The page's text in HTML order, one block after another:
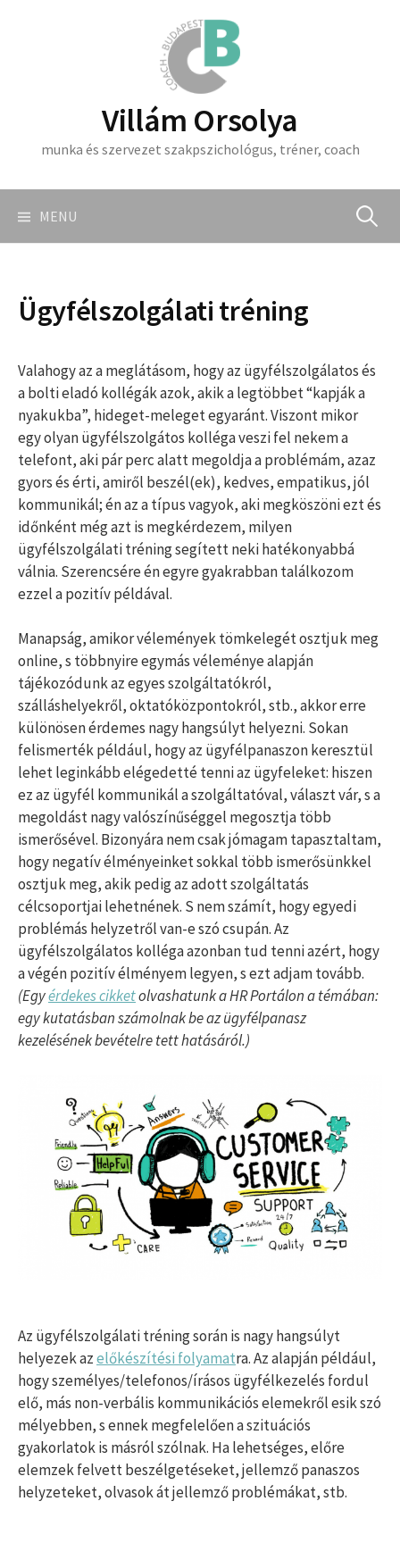
Villám Orsolya
munka és szervezet szakpszichológus, tréner, coach
MENU
Ügyfélszolgálati tréning
Valahogy az a meglátásom, hogy az ügyfélszolgálatos és
a bolti eladó kollégák azok, akik a legtöbbet “kapják a
nyakukba”, hideget-meleget egyaránt. Viszont mikor
egy olyan ügyfélszolgátos kolléga veszi fel nekem a
telefont, aki pár perc alatt megoldja a problémám, azaz
gyors és érti, amiről beszél(ek), kedves, empatikus, jól
kommunikál; én az a típus vagyok, aki megköszöni ezt és
időnként még azt is megkérdezem, milyen
ügyfélszolgálati tréning segített neki hatékonyabbá
válnia. Szerencsére én egyre gyakrabban találkozom
ezzel a pozitív példával.
Manapság, amikor vélemények tömkelegét osztjuk meg
online, s többnyire egymás véleménye alapján
tájékozódunk az egyes szolgáltatókról,
szálláshelyekről, oktatóközpontokról, stb., akkor erre
különösen érdemes nagy hangsúlyt helyezni. Sokan
felismerték például, hogy az ügyfélpanaszon keresztül
lehet leginkább elégedetté tenni az ügyfeleket: hiszen
ez az ügyfél kommunikál a szolgáltatóval, választ vár, s a
megoldást nagy valószínűséggel megosztja több
ismerősével. Bizonyára nem csak jómagam tapasztaltam,
hogy negatív élményeinket sokkal több ismerősünkkel
osztjuk meg, akik pedig az adott szolgáltatás
célcsoportjai lehetnének. S nem számít, hogy egyedi
problémás helyzetről van-e szó csupán. Az
ügyfélszolgálatos kolléga azonban tud tenni azért, hogy
a végén pozitív élményem legyen, s ezt adjam tovább.
(Egyérdekes cikketolvashatunk a HR Portálon a témában:
egy kutatásban számolnak be az ügyfélpanasz
kezelésének bevételre tett hatásáról.)
Az ügyfélszolgálati tréning során is nagy hangsúlyt
helyezek azelőkészítési folyamatra. Az alapján például,
hogy személyes/telefonos/írásos ügyfélkezelés fordul
elő, más non-verbális kommunikációs elemekről esik szó
mélyebben, s ennek megfelelően a szituációs
gyakorlatok is másról szólnak. Ha lehetséges, előre
elemzek felvett beszélgetéseket, jellemző panaszos
helyzeteket, olvasok át jellemző problémákat, stb.